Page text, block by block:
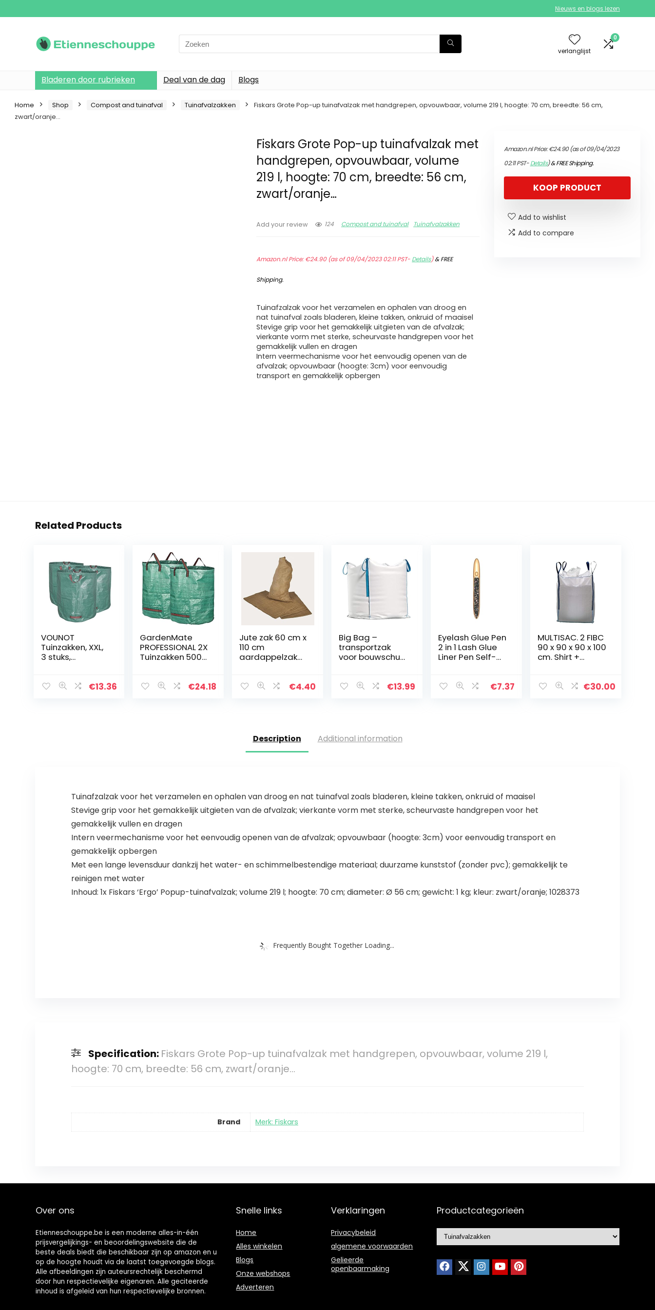
Nieuws en blogs lezen
Search
for:
verlanglijst
0
Bladeren door rubrieken Deal van de dag Blogs
Home Shop Compost and tuinafval Tuinafvalzakken
Fiskars Grote Pop-up tuinafvalzak met handgrepen, opvouwbaar, volume 219 l, hoogte: 70 cm, breedte: 56 cm,
zwart/oranje…
Fiskars Grote Pop-up tuinafvalzak met
handgrepen, opvouwbaar, volume
219 l, hoogte: 70 cm, breedte: 56 cm,
zwart/oranje…
Add your review 124 Compost and tuinafval Tuinafvalzakken
Amazon.nl Price:€24.90(as of 09/04/2023 02:11 PST- Details)&FREE
Shipping.
Tuinafzalzak voor het verzamelen en ophalen van droog en
nat tuinafval zoals bladeren, kleine takken, onkruid of maaisel
Stevige grip voor het gemakkelijk uitgieten van de afvalzak;
vierkante vorm met sterke, scheurvaste handgrepen voor het
gemakkelijk vullen en dragen
Intern veermechanisme voor het eenvoudig openen van de
afvalzak; opvouwbaar (hoogte: 3cm) voor eenvoudig
transport en gemakkelijk opbergen
Amazon.nl Price:€24.90(as of 09/04/2023
02:11 PST-Details)&FREE Shipping.
KOOP PRODUCT
Add to wishlist
Add to compare
Related Products
VOUNOT
Tuinzakken, XXL,
3 stuks,
van
€13.36
GardenMate
PROFESSIONAL 2X
Tuinzakken 500L
eefsel (PP)
€24.18
Jute zak 60 cm x
110 cm
aardappelzak
inhoud
€4.40
Big Bag –
transportzak
voor bouwschut,
90x90x90 cm,
€13.99
Eyelash Glue Pen
2 in 1 Lash Glue
Liner Pen Self-
Waterproof Non
€7.37
MULTISAC. 2 FIBC
90 x 90 x 90 x 100
cm. Shirt +
voor het beheer
€30.00
Description Additional information
Tuinafzalzak voor het verzamelen en ophalen van droog en nat tuinafval zoals bladeren, kleine takken, onkruid of maaisel
Stevige grip voor het gemakkelijk uitgieten van de afvalzak; vierkante vorm met sterke, scheurvaste handgrepen voor het
gemakkelijk vullen en dragen
Intern veermechanisme voor het eenvoudig openen van de afvalzak; opvouwbaar (hoogte: 3cm) voor eenvoudig transport en
gemakkelijk opbergen
Met een lange levensduur dankzij het water- en schimmelbestendige materiaal; duurzame kunststof (zonder pvc); gemakkelijk te
reinigen met water
Inhoud: 1x Fiskars ‘Ergo’ Popup-tuinafvalzak; volume 219 l; hoogte: 70 cm; diameter: Ø 56 cm; gewicht: 1 kg; kleur: zwart/oranje; 1028373
Frequently Bought Together Loading...
Specification: Fiskars Grote Pop-up tuinafvalzak met handgrepen, opvouwbaar, volume 219 l,
hoogte: 70 cm, breedte: 56 cm, zwart/oranje…
Brand Merk: Fiskars
Over ons
Etienneschouppe.be is een moderne alles-in-één
prijsvergelijkings- en beoordelingswebsite die de
beste deals biedt die beschikbaar zijn op amazon en u
op de hoogte houdt via de laatst toegevoegde blogs.
Alle afbeeldingen zijn auteursrechtelijk beschermd
door hun respectievelijke eigenaren. Alle geciteerde
inhoud is afgeleid van hun respectievelijke bronnen.
Snelle links
Home
Alles winkelen
Blogs
Onze webshops
Adverteren
Verklaringen
Privacybeleid
algemene voorwaarden
Gelieerde
openbaarmaking
Productcategorieën